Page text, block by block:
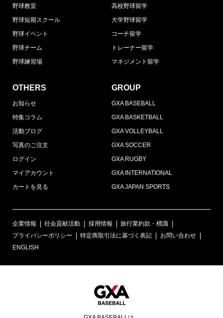
野球教室
野球短期スクール
野球イベント
野球チーム
野球練習場
高校野球留学
大学野球留学
コーチ留学
トレーナー留学
マネジメント留学
OTHERS
お知らせ
特集コラム
活動ブログ
写真のご注文
ログイン
マイアカウント
カートを見る
GROUP
GXA BASEBALL
GXA BASKETBALL
GXA VOLLEYBALL
GXA SOCCER
GXA RUGBY
GXA INTERNATIONAL
GXA JAPAN SPORTS
企業情報 社会貢献活動 採用情報
旅行業約款・標識
プライバシーポリシー
特定商取引法に基づく表記
お問い合わせ
ENGLISH